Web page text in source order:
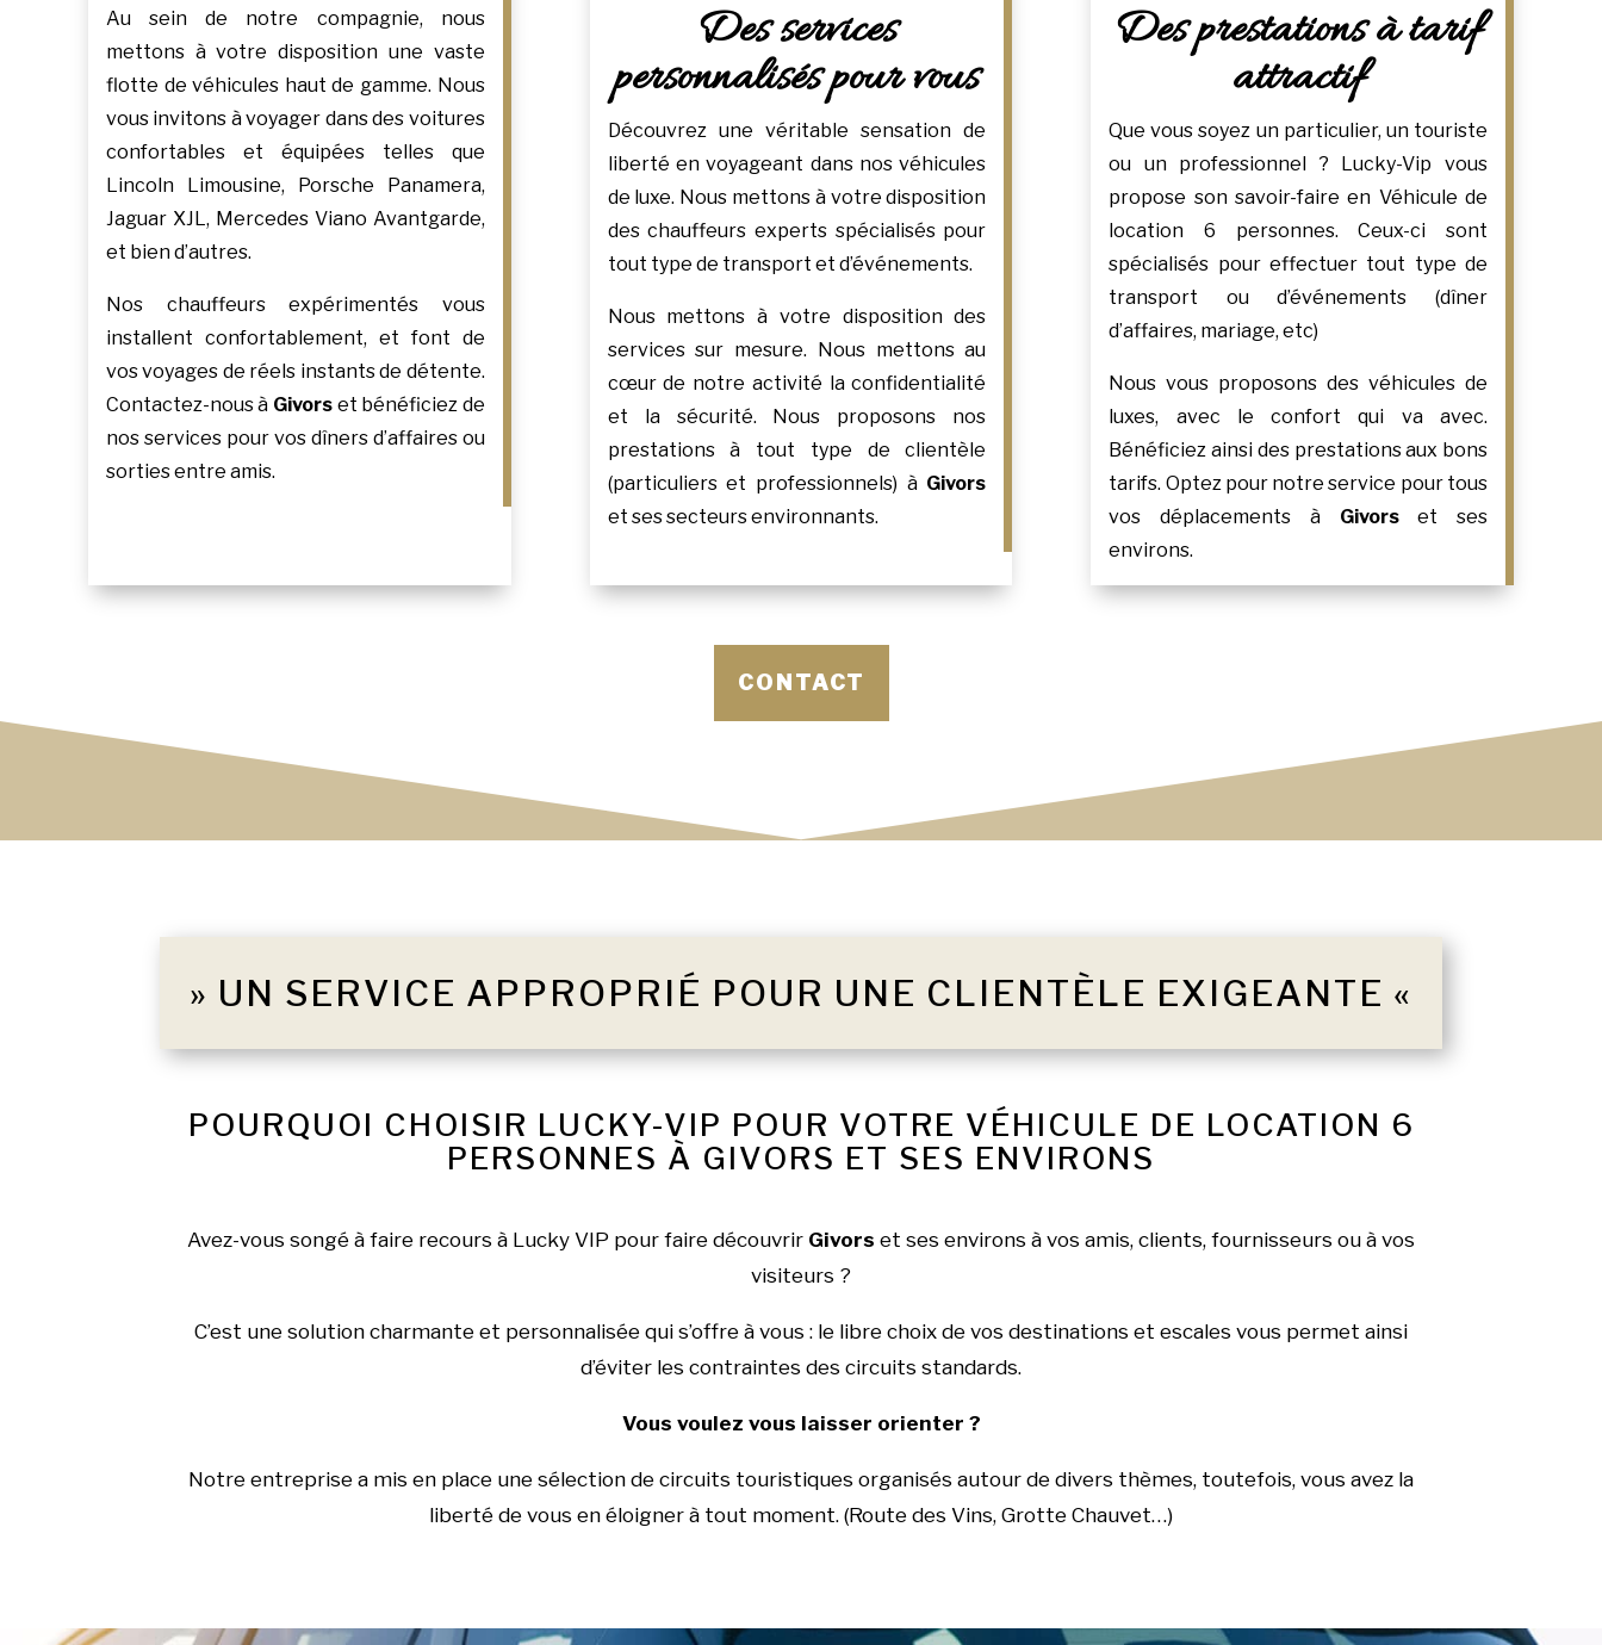
Au sein de notre compagnie, nous
mettons à votre disposition une vaste
flotte de véhicules haut de gamme. Nous
vous invitons à voyager dans des voitures
confortables et équipées telles que
Lincoln Limousine, Porsche Panamera,
Jaguar XJL, Mercedes Viano Avantgarde,
et bien d’autres.
Nos chauffeurs expérimentés vous
installent confortablement, et font de
vos voyages de réels instants de détente.
Contactez-nous à Givors et bénéficiez de
nos services pour vos dîners d’affaires ou
sorties entre amis.
Des services
personnalisés pour vous
Découvrez une véritable sensation de
liberté en voyageant dans nos véhicules
de luxe. Nous mettons à votre disposition
des chauffeurs experts spécialisés pour
tout type de transport et d’événements.
Nous mettons à votre disposition des
services sur mesure. Nous mettons au
cœur de notre activité la confidentialité
et la sécurité. Nous proposons nos
prestations à tout type de clientèle
(particuliers et professionnels) à Givors
et ses secteurs environnants.
Des prestations à tarif
attractif
Que vous soyez un particulier, un touriste
ou un professionnel ? Lucky-Vip vous
propose son savoir-faire en Véhicule de
location 6 personnes. Ceux-ci sont
spécialisés pour effectuer tout type de
transport ou d’événements (dîner
d’affaires, mariage, etc)
Nous vous proposons des véhicules de
luxes, avec le confort qui va avec.
Bénéficiez ainsi des prestations aux bons
tarifs. Optez pour notre service pour tous
vos déplacements à Givorset ses
environs.
CONTACT
» UN SERVICE APPROPRIÉ POUR UNE CLIENTÈLE EXIGEANTE «
POURQUOI CHOISIR LUCKY-VIP POUR VOTRE VÉHICULE DE LOCATION 6
PERSONNES À GIVORS ET SES ENVIRONS
Avez-vous songé à faire recours à Lucky VIP pour faire découvrir Givors et ses environs à vos amis, clients, fournisseurs ou à vos
visiteurs ?
C’est une solution charmante et personnalisée qui s’offre à vous : le libre choix de vos destinations et escales vous permet ainsi
d’éviter les contraintes des circuits standards.
Vous voulez vous laisser orienter ?
Notre entreprise a mis en place une sélection de circuits touristiques organisés autour de divers thèmes, toutefois, vous avez la
liberté de vous en éloigner à tout moment. (Route des Vins, Grotte Chauvet…)